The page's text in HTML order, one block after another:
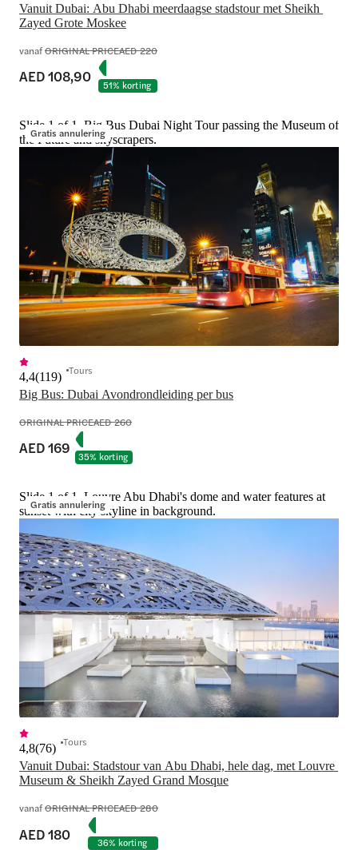
Vanuit Dubai: Abu Dhabi meerdaagse stadstour met Sheikh
Zayed Grote Moskee
vanafORIGINAL PRICEAED 220
AED 108,90 51% korting
Gratis annulering
Slide 1 of 1, Big Bus Dubai Night Tour passing the Museum of
the Future and skyscrapers.
Big Bus: Dubai Avondrondleiding per bus
4,4(119) Tours
ORIGINAL PRICEAED 260
AED 169 35% korting
Gratis annulering
Slide 1 of 1, Louvre Abu Dhabi's dome and water features at
sunset with city skyline in background.
Vanuit Dubai: Stadstour van Abu Dhabi, hele dag, met Louvre
Museum & Sheikh Zayed Grand Mosque
4,8(76) Tours
vanafORIGINAL PRICEAED 280
AED 180 36% korting